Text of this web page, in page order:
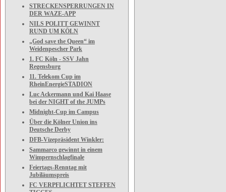
STRECKENSPERRUNGEN IN
DER WAZE-APP
NILS POLITT GEWINNT
RUND UM KÖLN
„God save the Queen“ im
Weidenpescher Park
1. FC Köln - SSV Jahn
Regensburg
11. Telekom Cup im
RheinEnergieSTADION
Luc Ackermann und Kai Haase
bei der NIGHT of the JUMPs
Midnight-Cup im Campus
Über die Kölner Union ins
Deutsche Derby
DFB-Vizepräsident Winkler:
Sammarco gewinnt in einem
Wimpernschlagfinale
Feiertags-Renntag mit
Jubiläumspreis
FC VERPFLICHTET STEFFEN